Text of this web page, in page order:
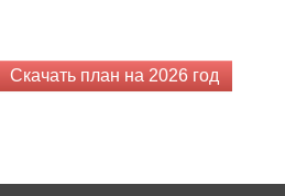
Скачать план на 2026 год